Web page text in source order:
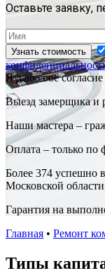
Оставьте
Узнать стоимость
Я даю свое
Выезд замерщика и
Наши мастера –
Оплата – только по
Более 374 успешно
Московской
Гарантия на
Главная • Ремонт
Типы